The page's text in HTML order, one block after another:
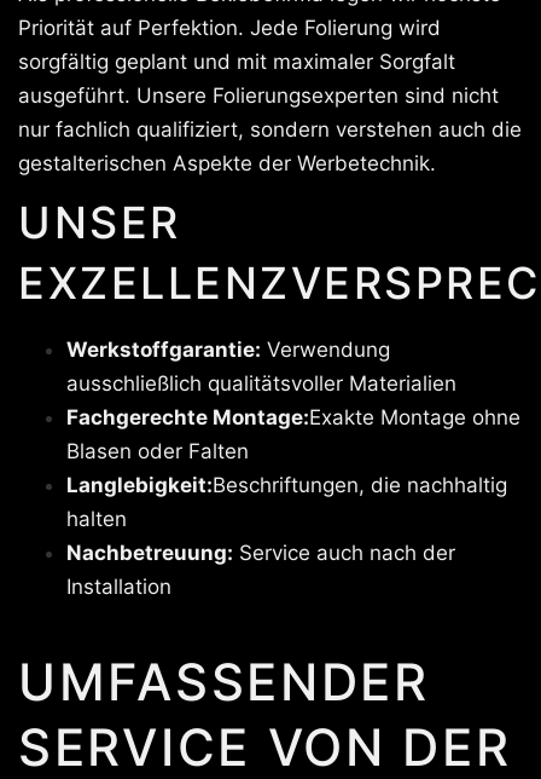
Priorität auf Perfektion. Jede Folierung wird
sorgfältig geplant und mit maximaler Sorgfalt
ausgeführt. Unsere Folierungsexperten sind nicht
nur fachlich qualifiziert, sondern verstehen auch die
gestalterischen Aspekte der Werbetechnik.
UNSER
Werkstoffgarantie: Verwendung
ausschließlich qualitätsvoller Materialien
Fachgerechte Montage:Exakte Montage ohne
Blasen oder Falten
Langlebigkeit:Beschriftungen, die nachhaltig
halten
Nachbetreuung: Service auch nach der
Installation
UMFASSENDER
SERVICE VON DER